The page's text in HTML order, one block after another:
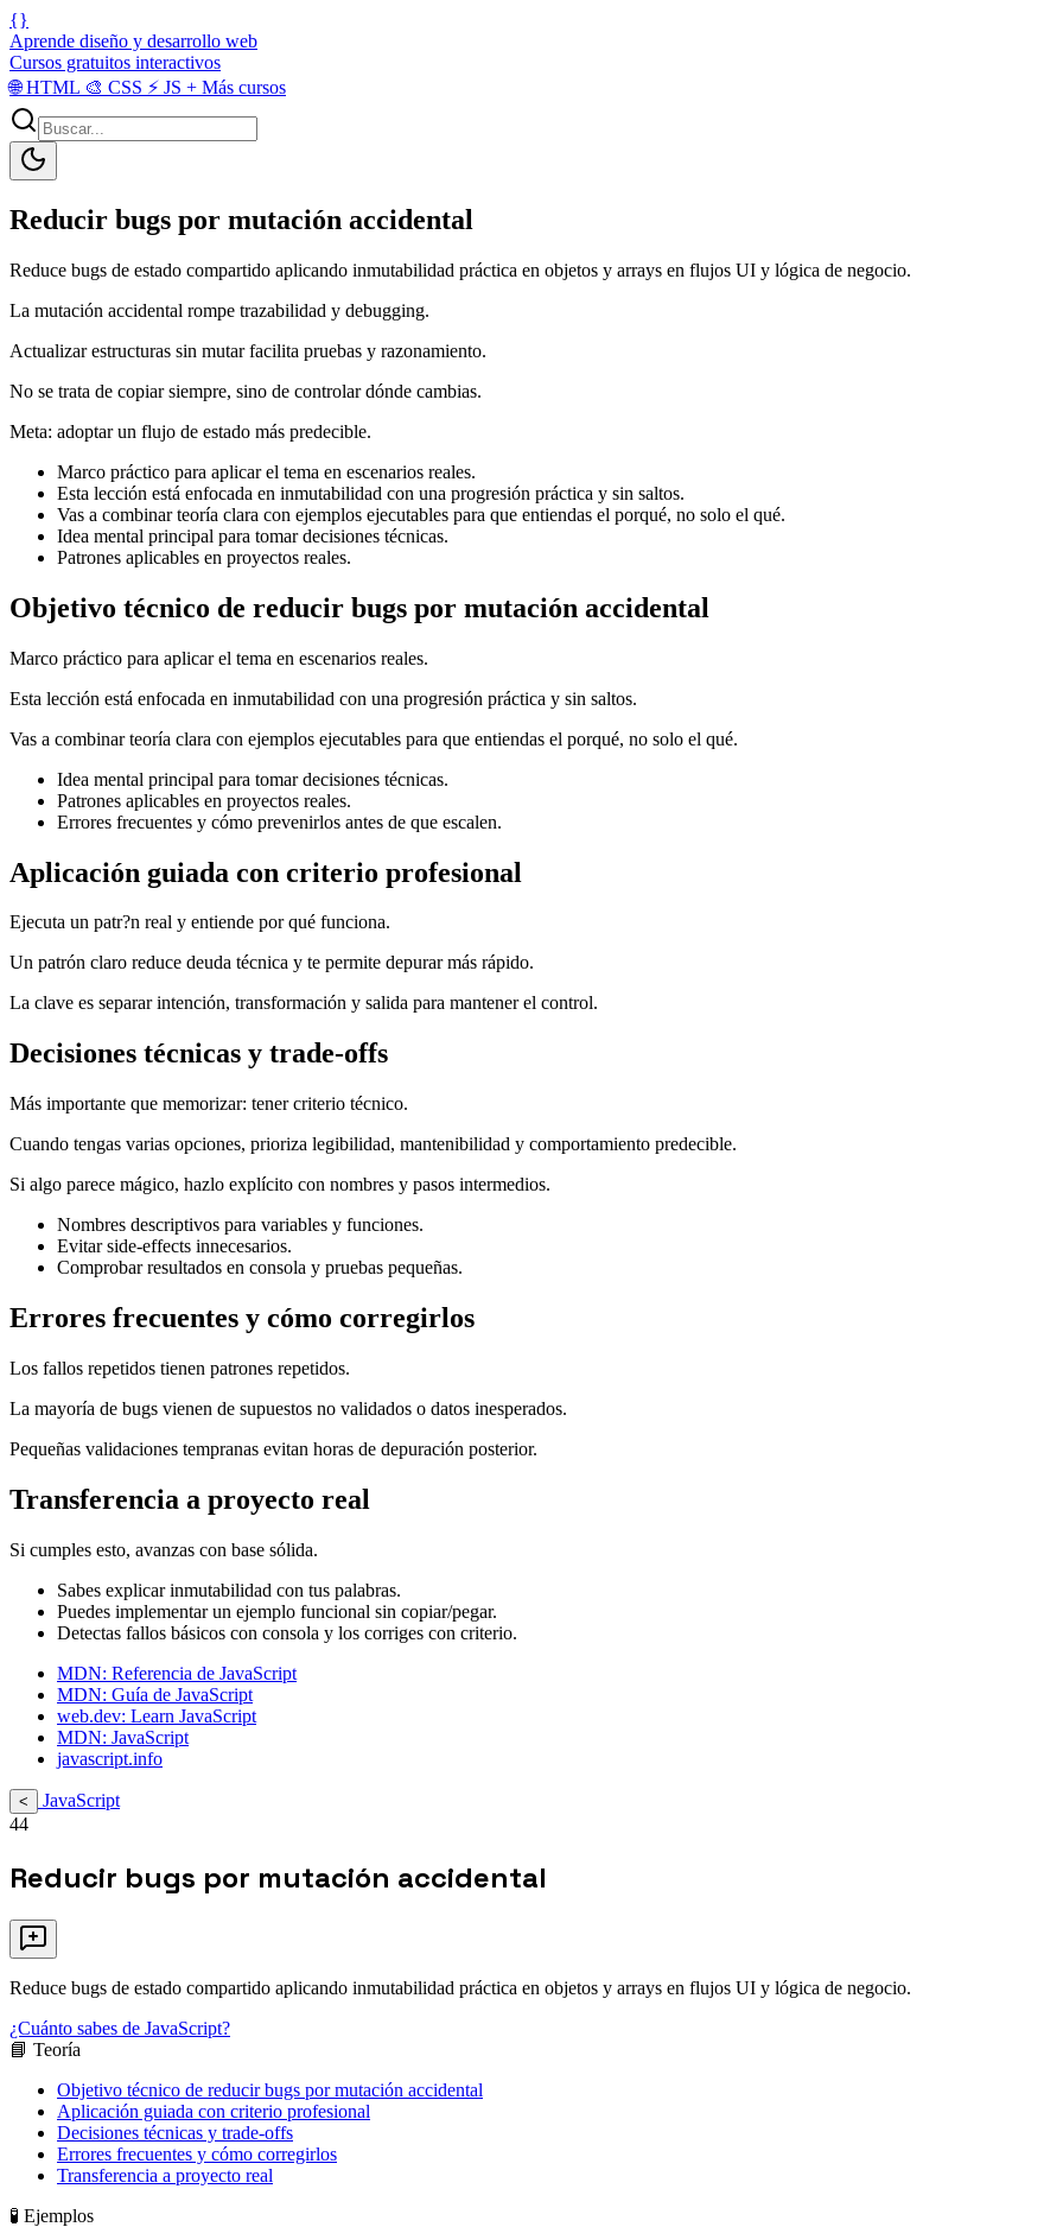
{}
Aprende diseño y desarrollo web
Cursos gratuitos interactivos
🌐HTML 🎨 CSS ⚡ JS + Más cursos
Reducir bugs por mutación accidental
Reduce bugs de estado compartido aplicando inmutabilidad práctica en objetos y arrays en flujos UI y lógica de negocio.
La mutación accidental rompe trazabilidad y debugging.
Actualizar estructuras sin mutar facilita pruebas y razonamiento.
No se trata de copiar siempre, sino de controlar dónde cambias.
Meta: adoptar un flujo de estado más predecible.
Marco práctico para aplicar el tema en escenarios reales.
Esta lección está enfocada en inmutabilidad con una progresión práctica y sin saltos.
Vas a combinar teoría clara con ejemplos ejecutables para que entiendas el porqué, no solo el qué.
Idea mental principal para tomar decisiones técnicas.
Patrones aplicables en proyectos reales.
Objetivo técnico de reducir bugs por mutación accidental
Marco práctico para aplicar el tema en escenarios reales.
Esta lección está enfocada en inmutabilidad con una progresión práctica y sin saltos.
Vas a combinar teoría clara con ejemplos ejecutables para que entiendas el porqué, no solo el qué.
Idea mental principal para tomar decisiones técnicas.
Patrones aplicables en proyectos reales.
Errores frecuentes y cómo prevenirlos antes de que escalen.
Aplicación guiada con criterio profesional
Ejecuta un patr?n real y entiende por qué funciona.
Un patrón claro reduce deuda técnica y te permite depurar más rápido.
La clave es separar intención, transformación y salida para mantener el control.
Decisiones técnicas y trade-offs
Más importante que memorizar: tener criterio técnico.
Cuando tengas varias opciones, prioriza legibilidad, mantenibilidad y comportamiento predecible.
Si algo parece mágico, hazlo explícito con nombres y pasos intermedios.
Nombres descriptivos para variables y funciones.
Evitar side-effects innecesarios.
Comprobar resultados en consola y pruebas pequeñas.
Errores frecuentes y cómo corregirlos
Los fallos repetidos tienen patrones repetidos.
La mayoría de bugs vienen de supuestos no validados o datos inesperados.
Pequeñas validaciones tempranas evitan horas de depuración posterior.
Transferencia a proyecto real
Si cumples esto, avanzas con base sólida.
Sabes explicar inmutabilidad con tus palabras.
Puedes implementar un ejemplo funcional sin copiar/pegar.
Detectas fallos básicos con consola y los corriges con criterio.
MDN: Referencia de JavaScript
MDN: Guía de JavaScript
web.dev: Learn JavaScript
MDN: JavaScript
javascript.info
<
JavaScript
44
Reducir bugs por mutación accidental
Reduce bugs de estado compartido aplicando inmutabilidad práctica en objetos y arrays en flujos UI y lógica de negocio.
¿Cuánto sabes de JavaScript?
📘 Teoría
Objetivo técnico de reducir bugs por mutación accidental
Aplicación guiada con criterio profesional
Decisiones técnicas y trade-offs
Errores frecuentes y cómo corregirlos
Transferencia a proyecto real
🧪 Ejemplos